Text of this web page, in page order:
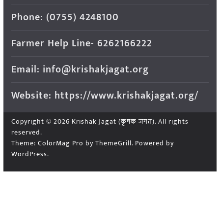
Phone: (0755) 4248100
Farmer Help Line- 6262166222
Email: info@krishakjagat.org
Website: https://www.krishakjagat.org/
Copyright © 2026 Krishak Jagat (कृषक जगत). All rights
reserved.
Theme: ColorMag Pro by ThemeGrill. Powered by
WordPress.